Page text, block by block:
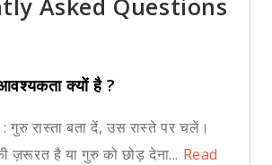
Asked Questions
क्यों है ?
: गुरु रास्ता बता दें, उस रास्ते पर चलें।
ज़रूरत है या गुरु को छोड़ देना... Read